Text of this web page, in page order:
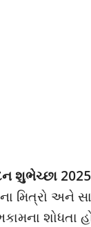
શુભેચ્છા
મિત્રો અને